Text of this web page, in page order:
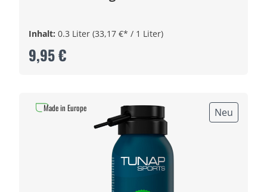
Inhalt: 0.3 Liter (33,17 €* / 1 Liter)
9,95 €
Neu
Made in Europe